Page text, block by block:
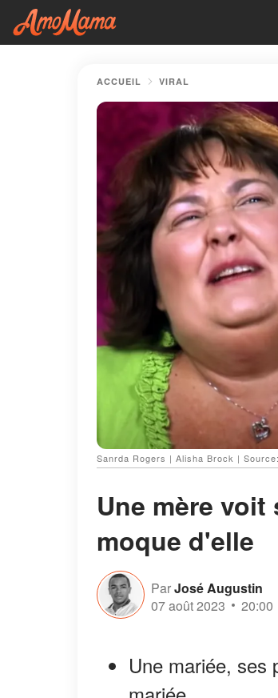
ACCUEIL VIRAL
Sanrda Rogers | Alisha Brock |
Une mère
moque d'elle
ParJosé Augustin
07 août 2023
20:00
Une mariée, ses